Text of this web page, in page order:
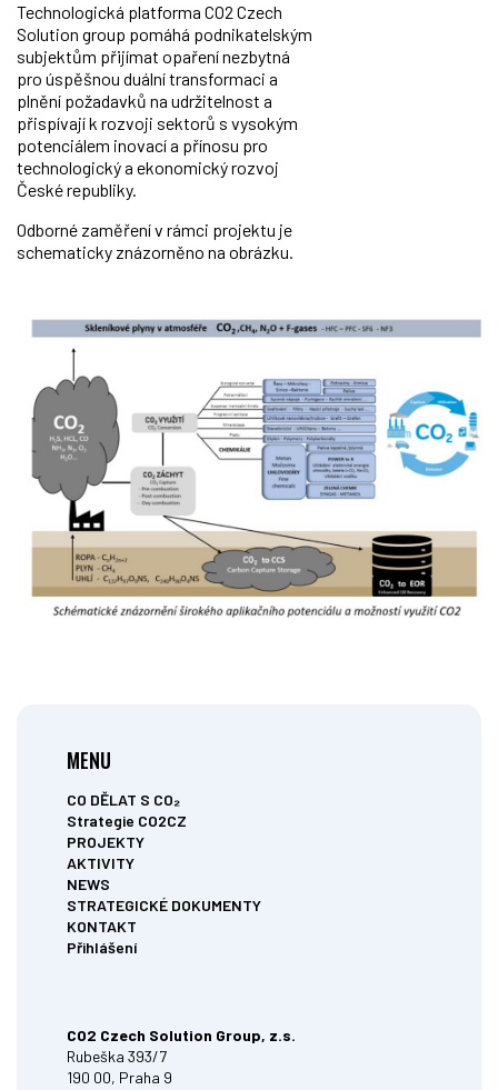
Technologická platforma CO2 Czech
Solution group pomáhá podnikatelským
subjektům přijímat opaření nezbytná
pro úspěšnou duální transformaci a
plnění požadavků na udržitelnost a
přispívají k rozvoji sektorů s vysokým
potenciálem inovací a přínosu pro
technologický a ekonomický rozvoj
České republiky.
Odborné zaměření v rámci projektu je
schematicky znázorněno na obrázku.
MENU
CO DĚLAT S CO₂
Strategie CO2CZ
PROJEKTY
AKTIVITY
NEWS
STRATEGICKÉ DOKUMENTY
KONTAKT
Přihlášení
CO2 Czech Solution Group, z.s.
Rubeška 393/7
190 00, Praha 9